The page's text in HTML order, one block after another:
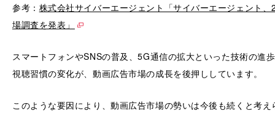
参考： 株式会社サイバーエージェント「サイバーエージェント
場調査を発表」
スマートフォンやSNSの普及、5G通信の拡大といった技術の進
視聴習慣の変化が、動画広告市場の成長を後押ししています。
このような要因により、動画広告市場の勢いは今後も続くと考え